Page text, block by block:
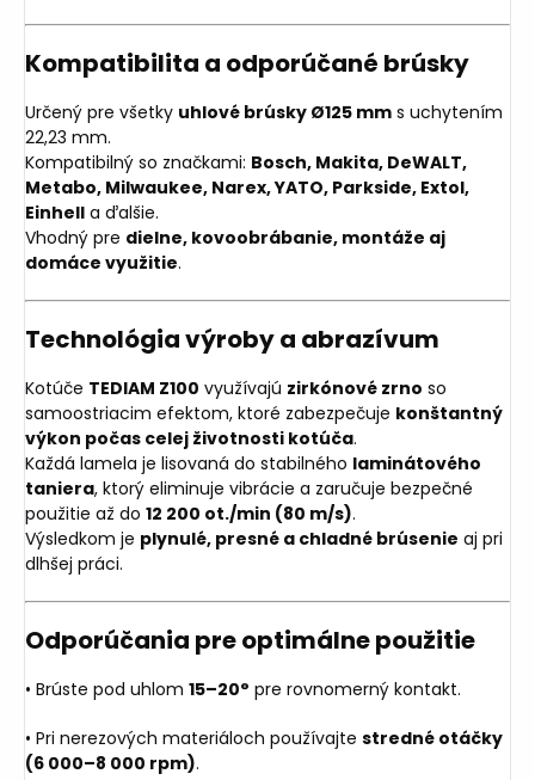
Kompatibilita a odporúčané brúsky
Určený pre všetky uhlové brúsky Ø125 mm s uchytením
22,23 mm.
Kompatibilný so značkami: Bosch, Makita, DeWALT,
Metabo, Milwaukee, Narex, YATO, Parkside, Extol,
Einhell a ďalšie.
Vhodný pre dielne, kovoobrábanie, montáže aj
domáce využitie.
Technológia výroby a abrazívum
Kotúče TEDIAM Z100 využívajú zirkónové zrno so
samoostriacim efektom, ktoré zabezpečuje konštantný
výkon počas celej životnosti kotúča.
Každá lamela je lisovaná do stabilného laminátového
taniera, ktorý eliminuje vibrácie a zaručuje bezpečné
použitie až do 12 200 ot./min (80 m/s).
Výsledkom je plynulé, presné a chladné brúsenie aj pri
dlhšej práci.
Odporúčania pre optimálne použitie
• Brúste pod uhlom 15–20° pre rovnomerný kontakt.
• Pri nerezových materiáloch používajte stredné otáčky
(6 000–8 000 rpm).